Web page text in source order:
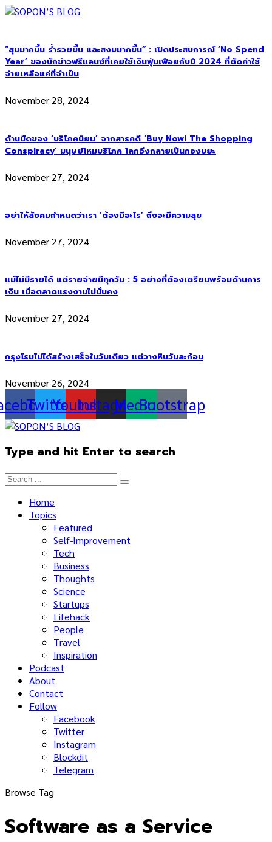
“สุขมากขึ้น ร่ำรวยขึ้น และสงบมากขึ้น” : เปิดประสบการณ์ ‘No Spend
Year’ ของนักข่าวฟรีแลนซ์ที่เคยใช้เงินฟุ่มเฟือยกับปี 2024 ที่ตัดค่าใช้
จ่ายเหลือแค่ที่จำเป็น
November 28, 2024
ด้านมืดของ ‘บริโภคนิยม’ จากสารคดี ‘Buy Now! The Shopping
Conspiracy’ มนุษย์โหมบริโภค โลกจึงกลายเป็นกองขยะ
November 27, 2024
อย่าให้สังคมกำหนดว่าเรา ‘ต้องมีอะไร’ ถึงจะมีความสุข
November 27, 2024
แม้ไม่มีรายได้ แต่รายจ่ายมีทุกวัน : 5 อย่างที่ต้องเตรียมพร้อมด้านการ
เงิน เมื่อตลาดแรงงานไม่มั่นคง
November 27, 2024
กรุงโรมไม่ได้สร้างเสร็จในวันเดียว แต่วางหินวันละก้อน
November 26, 2024
TwitterYoutube
Instagram
Medium
Bootstrap
Type and hit Enter to search
Home
Topics
Featured
Self-Improvement
Tech
Business
Thoughts
Science
Startups
Lifehack
People
Travel
Inspiration
Podcast
About
Contact
Follow
Facebook
Twitter
Instagram
Blockdit
Telegram
Browse Tag
Software as a Service